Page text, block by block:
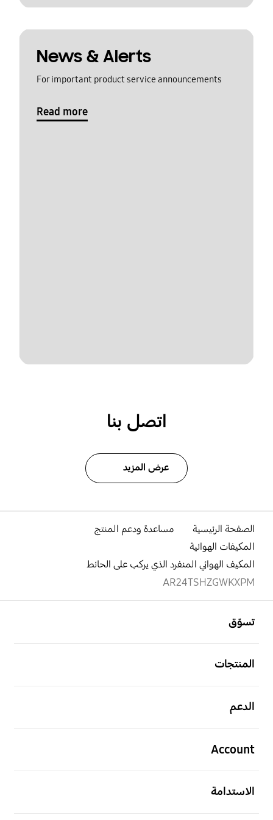
News & Alerts
For important product service announcements
Read more
اتصل بنا
عرض المزيد
الصفحة الرئيسية
مساعدة ودعم المنتج
المكيفات الهوائية
المكيف الهوائي المنفرد الذي يركب على الحائط
AR24TSHZGWKXPM
تسوّق
المنتجات
الدعم
Account
الاستدامة